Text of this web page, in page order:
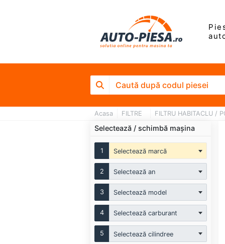
Acasa FILTRE FILTRU HABITACLU /
Selectează / schimbă mașina
1 Selectează marcă
2 Selectează an
3 Selectează model
4 Selectează carburant
5 Selectează cilindree